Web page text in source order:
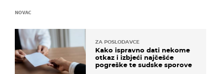
NOVAC
ZA POSLODAVCE
Kako ispravno dati nekome
otkaz i izbjeći najčešće
pogreške te sudske sporove